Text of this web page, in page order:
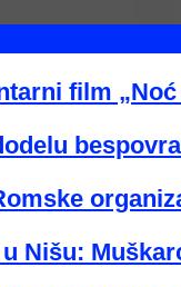
film
Nišu: